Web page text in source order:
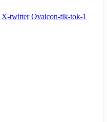
X-twitter Ovaicon-tik-tok-1